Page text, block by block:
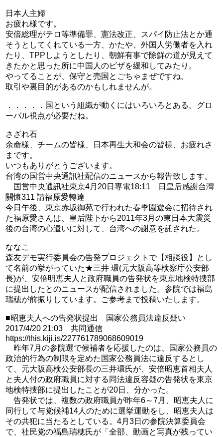
日本人主婦
お疲れ様です。
安倍総理がテロ等準備罪、憲法改正、スパイ防止法とか通
そうとしてくれている一方、かたや、外国人労働者を入れ
たり、TPPしようとしたり、朝鮮有事で除鮮の道が見えて
きたかと思った所に中国人のビザを緩和してみたり。
やってることが、保守と売国とごちゃまぜですね。
取引や裏目的があるのかもしれませんが。
．．．．．国という組織が動くにはいろいろとある。グロ
ーバル視点が必要だね。
さざれ石
余命様、チームの皆様、日本再生大和会の皆様、お疲れさ
まです。
いつもありがとうございます。
台湾の国営中央通訊社配信のニュースから報告致します。
国営中央通訊社東京4月20日専電18:11 日皇后感謝台灣
關懷311 請福原愛轉達
今日午後、東京赤坂御苑で行われた春季園遊会に招待され
た福原愛さんは、皇后陛下から2011年3月の東日本大震災
後の台湾の心遣いに対して、台湾への謝意を託された。
ななこ
森友デモ実行委員会の告発プロジェクトで【相談役】とし
て名前の挙がっていた★三井 環(元大阪高等検察庁公安部
長)が、安倍明恵夫人と政府職員の告発状を東京地検特捜部
に提出したとのニュースが配信されました。参院では福島
瑞穂が前振りしています。ご参考まで投稿いたします。
■昭恵夫人への告発状提出 国家公務員法違反疑い
2017/4/20 21:03 共同通信
https://this.kiji.is/227761789068609019
昨年7月の参院選で候補者を応援したのは、国家公務員の
政治的行為の制限を定めた国家公務員法に違反するとし
て、元大阪高検公安部長の三井環氏が、安倍昭恵首相夫人
と夫人付の政府職員に対する同法違反容疑の告発状を東京
地検特捜部に提出したことが20日、分かった。
告発状では、複数の政府職員が昨年6～7月、昭恵夫人に
同行して与党候補14人のために選挙運動をし、昭恵夫人は
その共犯に当たるとしている。4月3日の参院決算委員会
で、社民党の福島瑞穂氏が「全部、動画と写真が残ってい